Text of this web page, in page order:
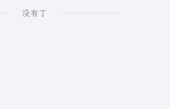
没有了